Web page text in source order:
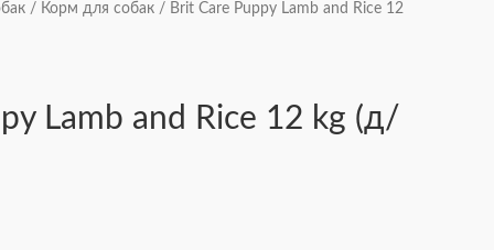
/ Корм для собак / Brit Care Puppy Lamb and Rice 12
Lamb and Rice 12 kg (д/